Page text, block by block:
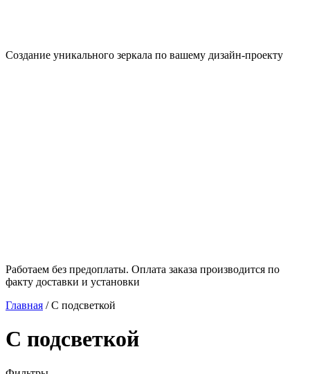
Создание уникального зеркала по вашему дизайн-проекту
Работаем без предоплаты. Оплата заказа производится по
факту доставки и установки
Главная /С подсветкой
С подсветкой